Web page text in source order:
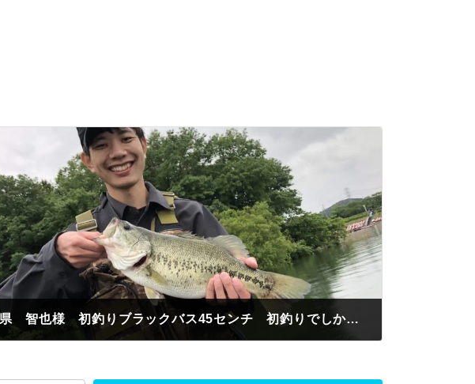
岐阜県 智也様 初釣りブラックバス45センチ 初釣りでしかもバス釣り簡単に釣れちゃう😁